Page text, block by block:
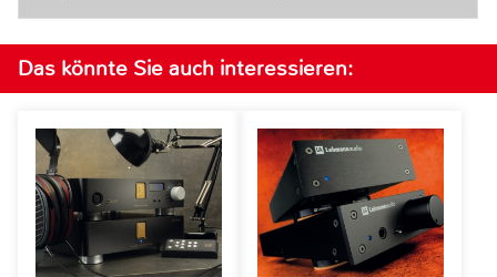
Das könnte Sie auch interessieren: